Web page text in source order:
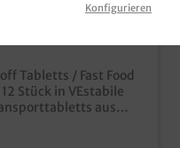
Tabletts / Fast Food
Stück in VEstabile
aus
Restaurant, SB
für guten
Konfigurieren